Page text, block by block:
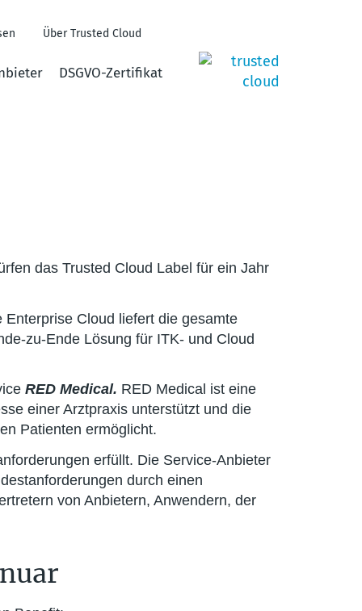
Über Trusted Cloud
DSGVO-Zertifikat
das Trusted Cloud Label für ein Jahr
Cloud liefert die gesamte
zu-Ende Lösung für ITK- und Cloud
RED Medical. RED Medical ist eine
einer Arztpraxis unterstützt und die
Patienten ermöglicht.
erfüllt. Die Service-Anbieter
durch einen
von Anbietern, Anwendern, der